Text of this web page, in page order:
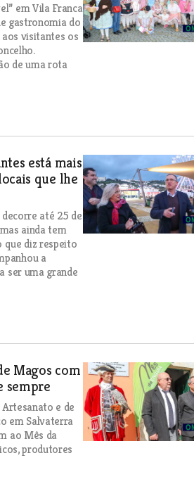
em Vila Franca
gastronomia do
visitantes os
de uma rota
está mais
que lhe
até 25 de
ainda tem
que diz respeito
a
ser uma grande
Magos com
sempre
e de
em Salvaterra
ao Mês da
produtores